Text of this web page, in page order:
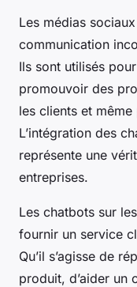
Les médias
communication
Ils sont utilisés
promouvoir des
les clients et
L’intégration des
représente une
entreprises.
Les chatbots sur
fournir un service
Qu’il s’agisse de
produit, d’aider un